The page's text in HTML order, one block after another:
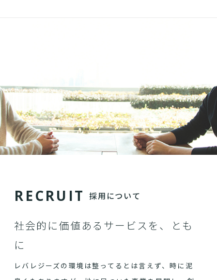
RECRU IT 採用について
社会的に価値あるサービスを、とも
に
レバレジーズの環境は整ってるとは言えず、時に泥